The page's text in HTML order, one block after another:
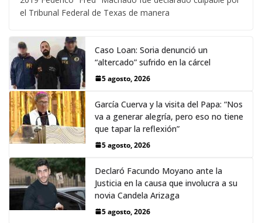
el Tribunal Federal de Texas de manera
Caso Loan: Soria denunció un
“altercado” sufrido en la cárcel
5 agosto, 2026
García Cuerva y la visita del Papa: “Nos
va a generar alegría, pero eso no tiene
que tapar la reflexión”
5 agosto, 2026
Declaró Facundo Moyano ante la
Justicia en la causa que involucra a su
novia Candela Arizaga
5 agosto, 2026